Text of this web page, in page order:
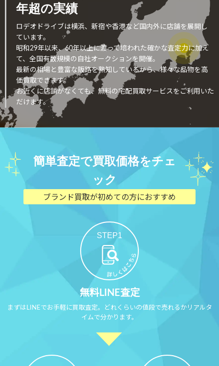
年超の実績
ロデオドライブは横浜、新宿や香港など国内外に店舗を展開し
ています。
昭和29年以来、60年以上に渡って培われた確かな査定力に加え
て、全国有数規模の自社オークションを開催。
最新の相場と豊富な販路を熟知しているから、様々な品物を高
価買取できます。
お近くに店舗がなくても、無料の宅配買取サービスをご利用いた
だけます。
簡単査定で買取価格をチェ
ック
ブランド買取が初めての方におすすめ
STEP1
無料LINE査定
まずはLINEでお手軽に買取査定。どれくらいの値段で売れるかリアルタ
イムで分かります。